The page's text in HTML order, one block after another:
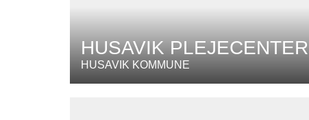
HUSAVIK PLEJECENTER
HUSAVIK KOMMUNE